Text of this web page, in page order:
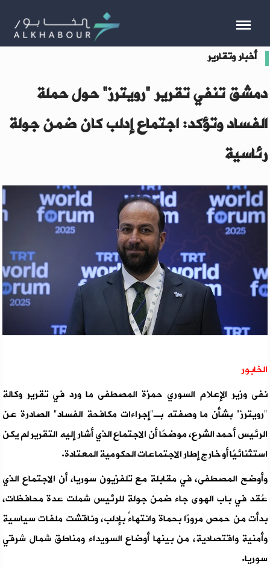
أخبار وتقارير
دمشق تنفي تقرير "رويترز" حول حملة
الفساد وتؤكد: اجتماع إدلب كان ضمن جولة
رئاسية
الخابور
نفى وزير الإعلام السوري حمزة المصطفى ما ورد في تقرير وكالة
"رويترز" بشأن ما وصفته بـ"إجراءات مكافحة الفساد" الصادرة عن
الرئيس أحمد الشرع، موضحًا أن الاجتماع الذي أشار إليه التقرير لم يكن
استثنائيًا أو خارج إطار الاجتماعات الحكومية المعتادة.
وأوضح المصطفى، في مقابلة مع تلفزيون سوريا، أن الاجتماع الذي
عُقد في باب الهوى جاء ضمن جولة للرئيس شملت عدة محافظات،
بدأت من حمص مرورًا بحماة وانتهاءً بإدلب، وناقشت ملفات سياسية
وأمنية واقتصادية، من بينها أوضاع السويداء ومناطق شمال شرقي
سوريا.